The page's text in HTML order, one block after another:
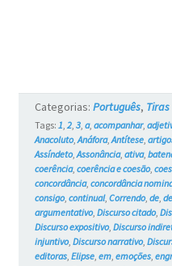
Categorias: Português, Tiras
Tags: 1, 2, 3, a, acompanhar,
Anacoluto,Anáfora,Antítese,
Assíndeto,Assonância, ativa,
coerência, coerência e coesão,
concordância, concordância
consigo, continual, Correndo, de,
argumentativo, Discurso citado,
Discurso expositivo, Discurso
injuntivo, Discurso narrativo,
editoras, Elipse, em, emoções,